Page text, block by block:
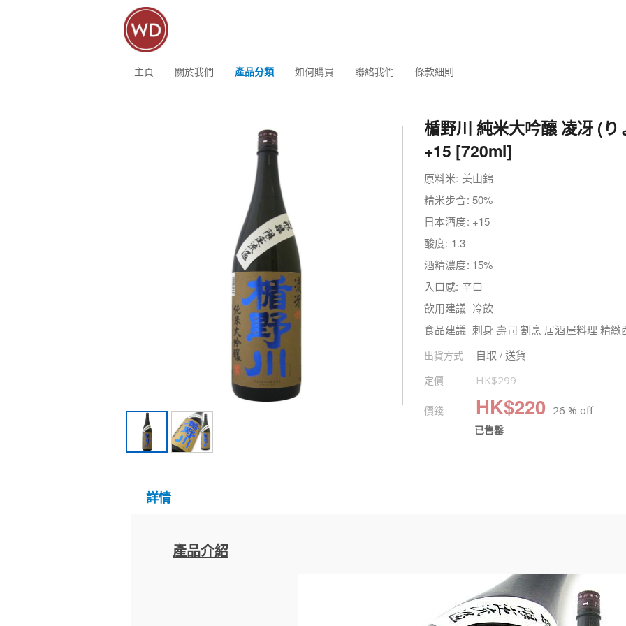
主頁 關於我們 產品分類 如何購買 聯絡我們 條款細則
楯野川 純米大吟釀 凌冴 (り
+15 [720ml]
原料米: 美山錦
精米步合: 50%
日本酒度: +15
酸度: 1.3
酒精濃度: 15%
入口感: 辛口
飲用建議 冷飲
食品建議 刺身 壽司 割烹 居酒屋料理 精緻
出貨方式 自取 / 送貨
定價 HK$299
價錢 HK$220 26 % off
已售罄
詳情
產品介紹